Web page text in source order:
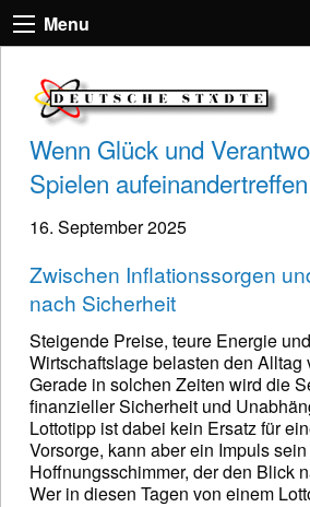
Menu
Wenn Glück und
Spielen aufeinandertreffen
16. September 2025
Zwischen Inflationssorgen
nach Sicherheit
Steigende Preise, teure Energie
Wirtschaftslage belasten den Alltag
Gerade in solchen Zeiten wird die
finanzieller Sicherheit und
Lottotipp ist dabei kein Ersatz für
Vorsorge, kann aber ein Impuls
Hoffnungsschimmer, der den Blick
Wer in diesen Tagen von einem